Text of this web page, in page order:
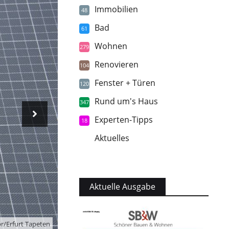
Erfurt Tapeten
48 Immobilien
61 Bad
279 Wohnen
104 Renovieren
120 Fenster + Türen
347 Rund um's Haus
18 Experten-Tipps
Aktuelles
Aktuelle Ausgabe